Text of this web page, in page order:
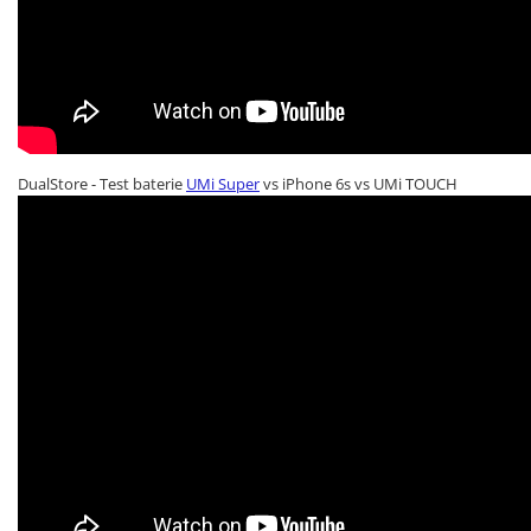
DualStore - Test baterie UMi Supervs iPhone 6s vs UMi TOUCH